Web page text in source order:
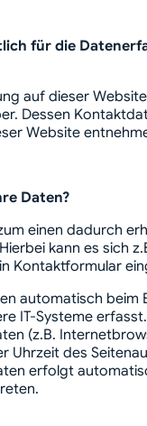
für die
auf dieser
Dessen
Website
Daten?
einen dadurch
kann es sich
Kontaktformular
automatisch beim
IT-Systeme
(z.B.
Uhrzeit des
erfolgt